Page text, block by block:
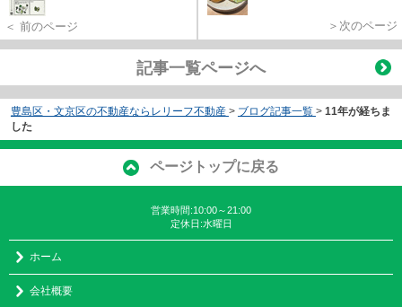
＜ 前のページ ＞次のページ
記事一覧ページへ
豊島区・文京区の不動産ならレリーフ不動産 > ブログ記事一覧 > 11年が経ちま
した
ページトップに戻る
営業時間:10:00～21:00
定休日:水曜日
ホーム
会社概要